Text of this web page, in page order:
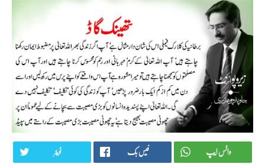
ٹویٹر فیس بک واٹس ایپ